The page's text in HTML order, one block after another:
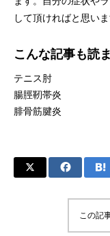
して頂ければと思いま
こんな記事も読
テニス肘
腸脛靭帯炎
腓骨筋腱炎
この記